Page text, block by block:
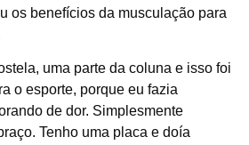
os benefícios da musculação para
uma parte da coluna e isso foi
o esporte, porque eu fazia
de dor. Simplesmente
Tenho uma placa e doía